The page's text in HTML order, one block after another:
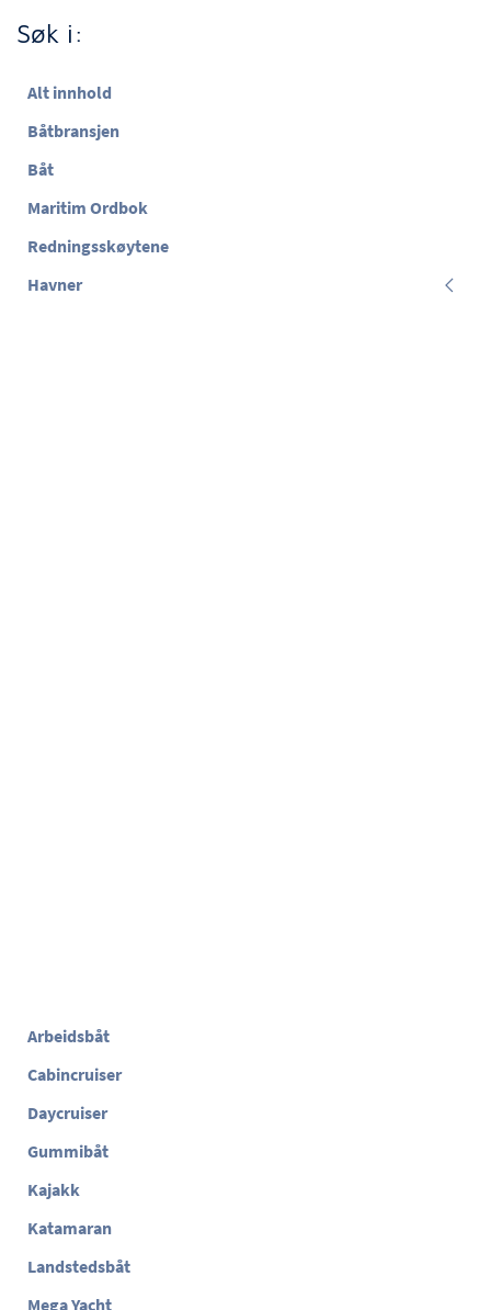
Søk i:
Alt innhold
Båtbransjen
Båt
Maritim Ordbok
Redningsskøytene
Havner
Arbeidsbåt
Cabincruiser
Daycruiser
Gummibåt
Kajakk
Katamaran
Landstedsbåt
Mega Yacht